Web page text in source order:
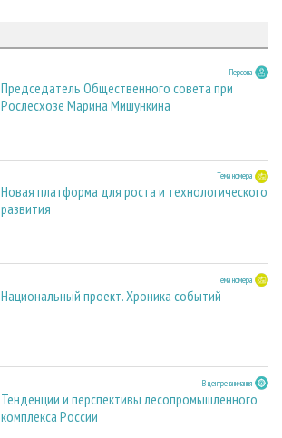
Персона
Председатель Общественного совета при
Рослесхозе Марина Мишункина
Тема номера
Новая платформа для роста и технологического
развития
Тема номера
Национальный проект. Хроника событий
В центре внимания
Тенденции и перспективы лесопромышленного
комплекса России